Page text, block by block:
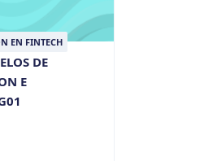
EN FINTECH
DE
E